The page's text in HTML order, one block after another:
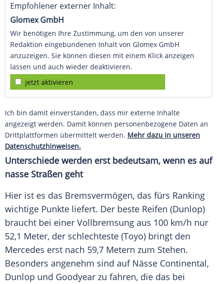
Empfohlener externer Inhalt:
Glomex GmbH
Wir benötigen Ihre Zustimmung, um den von unserer
Redaktion eingebundenen Inhalt von Glomex GmbH
anzuzeigen. Sie können diesen mit einem Klick anzeigen
lassen und auch wieder deaktivieren.
jetzt aktivieren
Ich bin damit einverstanden, dass mir externe Inhalte
angezeigt werden. Damit können personenbezogene Daten an
Drittplattformen übermittelt werden. Mehr dazu in unseren
Datenschutzhinweisen.
Unterschiede werden erst bedeutsam, wenn es auf
nasse Straßen geht
Hier ist es das Bremsvermögen, das fürs Ranking
wichtige Punkte liefert. Der beste Reifen (Dunlop)
braucht bei einer Vollbremsung aus 100 km/h nur
52,1 Meter, der schlechteste (Toyo) bringt den
Mercedes erst nach 59,7 Metern zum Stehen.
Besonders angenehm sind auf Nässe Continental,
Dunlop und Goodyear zu fahren, die das bei